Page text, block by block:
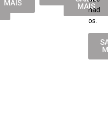
MAIS
MAIS
nad
os.